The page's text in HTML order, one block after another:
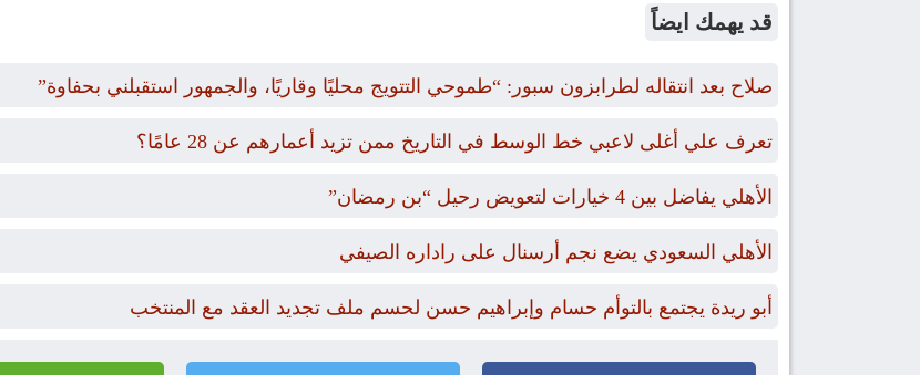
قد يهمك ايضاً
صلاح بعد انتقاله لطرابزون سبور: “طموحي التتويج محليًا وقاريًا، والجمهور استقبلني بحفاوة”
تعرف علي أغلى لاعبي خط الوسط في التاريخ ممن تزيد أعمارهم عن 28 عامًا؟
الأهلي يفاضل بين 4 خيارات لتعويض رحيل “بن رمضان”
الأهلي السعودي يضع نجم أرسنال على راداره الصيفي
أبو ريدة يجتمع بالتوأم حسام وإبراهيم حسن لحسم ملف تجديد العقد مع المنتخب